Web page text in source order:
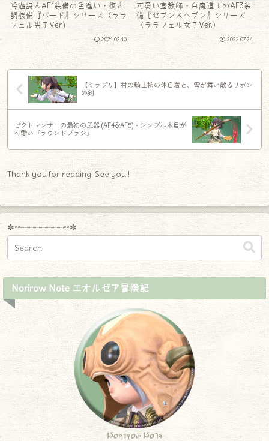
吟遊詩人AF1装備の色違い・復古
調装備『バード』シリーズ（ララ
フェル男子Ver.)
2021.02.10
可愛い宣教師・白魔道士のAF3装
備『セブンスヘブン』シリーズ
（ララフェル女子Ver.）
2022.07.24
【ミラプリ】村の騎士様の休日着と、雪が舞い散るリボン
の剣
ピクトマンサーの最初の武器 (AF4&AF5)・シンプル木目が
可愛い『ラウンドブラシ』
Thank you for reading. See you !
✼••┈┈┈┈┈┈┈┈┈••✼
Norirow Note エオルゼア冒険記
Norirow Note